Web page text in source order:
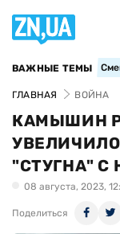
ВАЖНЫЕ ТЕМЫ
ГЛАВНАЯ ВОЙНА
КАМЫШИН
"СТУГНА" С
08 августа, 2023,
Поделиться